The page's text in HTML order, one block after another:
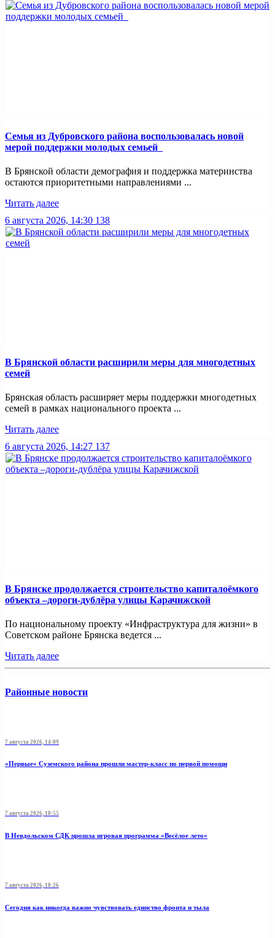
Семья из Дубровского района воспользовалась новой
мерой поддержки молодых семьей
В Брянской области демография и поддержка материнства
остаются приоритетными направлениями ...
Читать далее
6 августа 2026, 14:30 138
В Брянской области расширили меры для многодетных
семей
Брянская область расширяет меры поддержки многодетных
семей в рамках национального проекта ...
Читать далее
6 августа 2026, 14:27 137
В Брянске продолжается строительство капиталоёмкого
объекта –дороги-дублёра улицы Карачижской
По национальному проекту «Инфраструктура для жизни» в
Советском районе Брянска ведется ...
Читать далее
Районные новости
7 августа 2026, 14:09
«Первые» Суземского района прошли мастер-класс по первой помощи
7 августа 2026, 10:55
В Невдольском СДК прошла игровая программа «Весёлое лето»
7 августа 2026, 10:26
Сегодня как никогда важно чувствовать единство фронта и тыла